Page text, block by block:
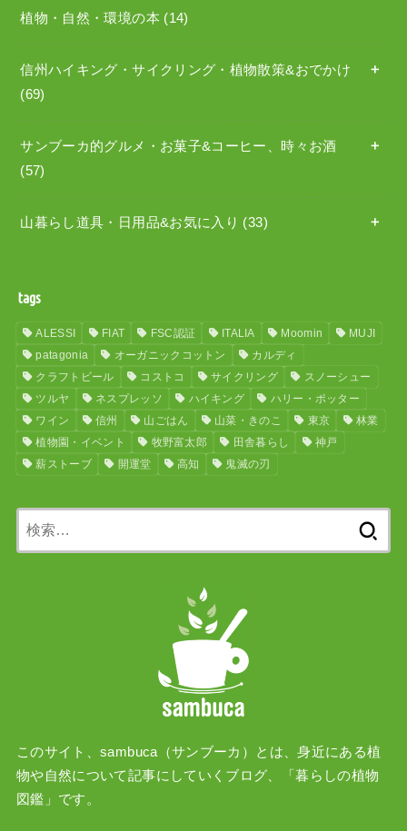
植物・自然・環境の本 (14)
信州ハイキング・サイクリング・植物散策&おでかけ
(69)
サンブーカ的グルメ・お菓子&コーヒー、時々お酒
(57)
山暮らし道具・日用品&お気に入り (33)
tags
ALESSI FIAT FSC認証 ITALIA Moomin
MUJI
patagonia
オーガニックコットン
カルディ
クラフトビール
コストコ サイクリング
スノーシュー
ツルヤ
ネスプレッソ ハイキング
ハリー・ポッター
ワイン
信州 山ごはん 山菜・きのこ 東京
林業
植物園・イベント
牧野富太郎 田舎暮らし
神戸
薪ストーブ
開運堂 高知 鬼滅の刃
このサイト、sambuca（サンブーカ）とは、身近にある植
物や自然について記事にしていくブログ、「暮らしの植物
図鑑」です。